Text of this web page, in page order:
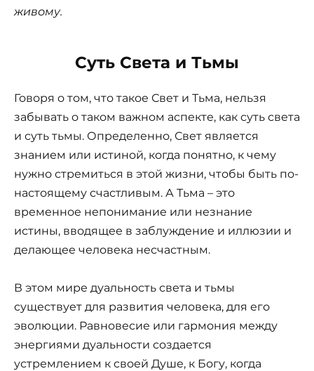
живому.
Суть Света и Тьмы
Говоря о том, что такое Свет и Тьма, нельзя
забывать о таком важном аспекте, как суть света
и суть тьмы. Определенно, Свет является
знанием или истиной, когда понятно, к чему
нужно стремиться в этой жизни, чтобы быть по-
настоящему счастливым. А Тьма – это
временное непонимание или незнание
истины, вводящее в заблуждение и иллюзии и
делающее человека несчастным.
В этом мире дуальность света и тьмы
существует для развития человека, для его
эволюции. Равновесие или гармония между
энергиями дуальности создается
устремлением к своей Душе, к Богу, когда